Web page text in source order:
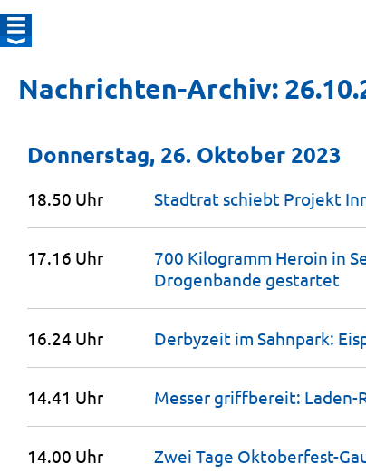
Nachrichten-Archiv:
Donnerstag, 26. Oktober 2023
18.50 Uhr Stadtrat schiebt Projekt
17.16 Uhr
700 Kilogramm Heroin in
Drogenbande gestartet
16.24 Uhr Derbyzeit im Sahnpark:
14.41 Uhr Messer griffbereit: Laden-
14.00 Uhr Zwei Tage Oktoberfest-